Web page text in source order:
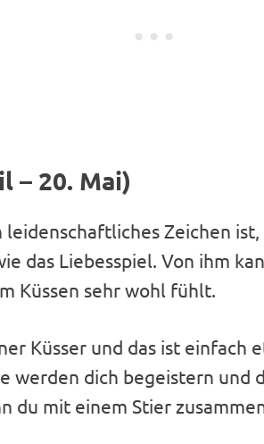
– 20. Mai)
Zeichen
das Liebesspiel. Von ihm
Küssen sehr wohl fühlt.
Küsser und das ist einfach
werden dich begeistern und
du mit einem Stier